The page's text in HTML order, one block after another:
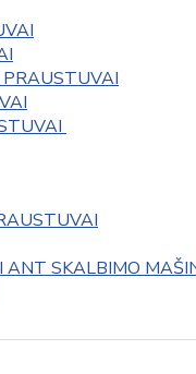
PRAUSTUVAI
SKALBIMO